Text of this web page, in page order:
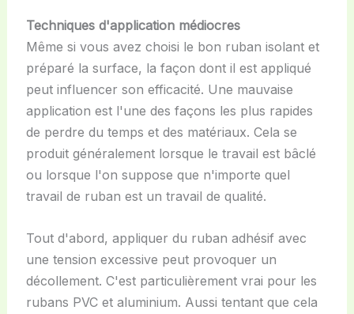
Techniques d'application médiocres
Même si vous avez choisi le bon ruban isolant et
préparé la surface, la façon dont il est appliqué
peut influencer son efficacité. Une mauvaise
application est l'une des façons les plus rapides
de perdre du temps et des matériaux. Cela se
produit généralement lorsque le travail est bâclé
ou lorsque l'on suppose que n'importe quel
travail de ruban est un travail de qualité.
Tout d'abord, appliquer du ruban adhésif avec
une tension excessive peut provoquer un
décollement. C'est particulièrement vrai pour les
rubans PVC et aluminium. Aussi tentant que cela